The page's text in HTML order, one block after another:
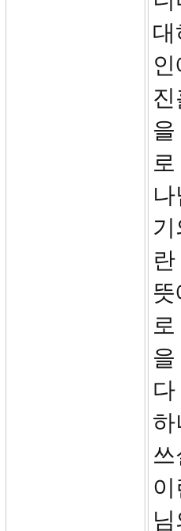
대
하